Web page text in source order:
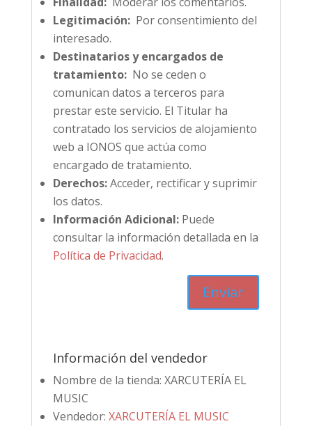
Legitimación:Por consentimiento del
interesado.
Destinatarios y encargados de
tratamiento:No se ceden o
comunican datos a terceros para
prestar este servicio. El Titular ha
contratado los servicios de alojamiento
web a IONOS que actúa como
encargado de tratamiento.
Derechos:Acceder, rectificar y suprimir
los datos.
Información Adicional:Puede
consultar la información detallada en la
Política de Privacidad.
Información del vendedor
Nombre de la tienda: XARCUTERÍA EL
MUSIC
Vendedor: XARCUTERÍA EL MUSIC